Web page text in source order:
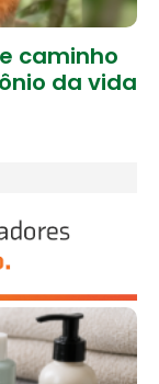
caminho
da vida